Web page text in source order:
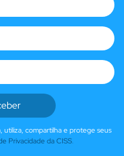
utiliza, compartilha e protege seus
Privacidade da CISS.